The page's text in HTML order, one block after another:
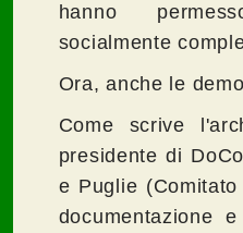
hanno
socialmente
Ora, anche le
Come scrive
presidente di
e Puglie
documentazione